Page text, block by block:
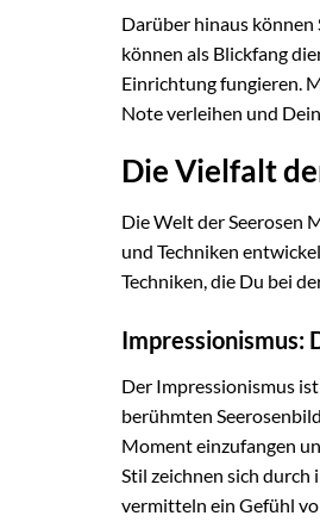
Darüber hinaus können
können als Blickfang
Einrichtung fungieren.
Note verleihen und
Die Vielfalt
Die Welt der Seerosen
und Techniken
Techniken, die Du bei
Impressionismus:
Der Impressionismus
berühmten
Moment einzufangen
Stil zeichnen sich durch
vermitteln ein Gefühl